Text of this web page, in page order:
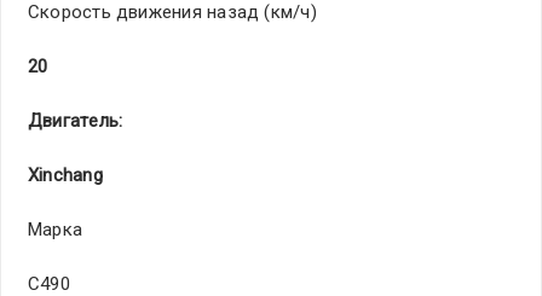
Ско­рос­ть дви­жен­ия наз­ад (км/ч)
20
Дви­гат­ель­:
Xinchang
Мар­ка
C490